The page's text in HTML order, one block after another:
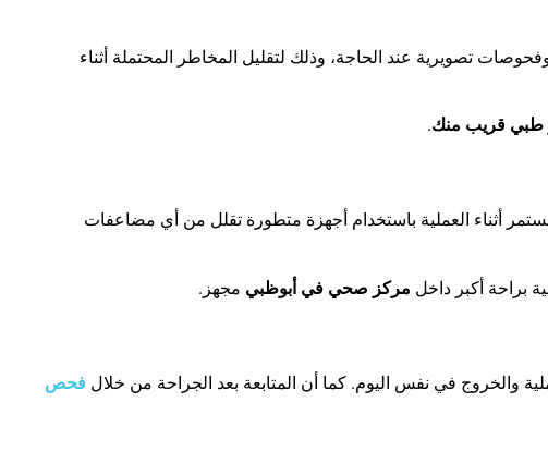
تصويرية عند الحاجة، وذلك لتقليل المخاطر المحتملة أثناء
طبي قريب منك.
أثناء العملية باستخدام أجهزة متطورة تقلل من أي مضاعفات
براحة أكبر داخل مركز صحي في أبوظبي مجهز .
والخروج في نفس اليوم. كما أن المتابعة بعد الجراحة من خلال فحص